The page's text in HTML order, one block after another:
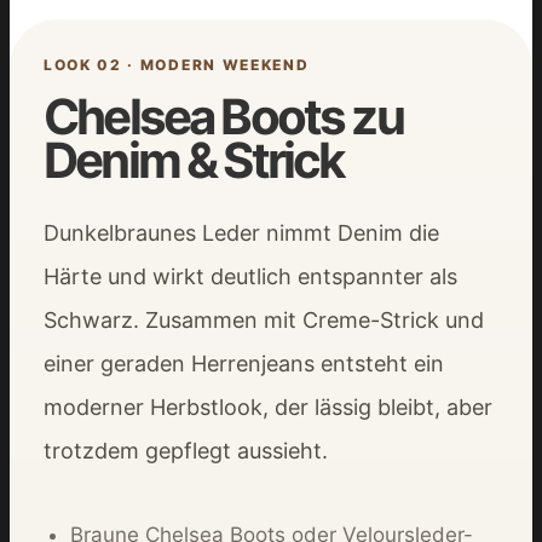
LOOK 02 · MODERN WEEKEND
Chelsea Boots zu
Denim & Strick
Dunkelbraunes Leder nimmt Denim die
Härte und wirkt deutlich entspannter als
Schwarz. Zusammen mit Creme-Strick und
einer geraden Herrenjeans entsteht ein
moderner Herbstlook, der lässig bleibt, aber
trotzdem gepflegt aussieht.
Braune Chelsea Boots oder Veloursleder-